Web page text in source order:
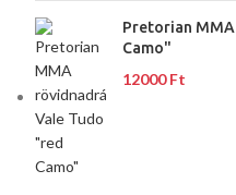
Pretorian
Camo"
12000Ft